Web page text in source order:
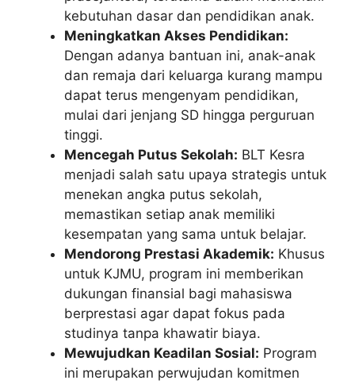
kebutuhan dasar dan pendidikan anak.
Meningkatkan Akses Pendidikan:
Dengan adanya bantuan ini, anak-anak
dan remaja dari keluarga kurang mampu
dapat terus mengenyam pendidikan,
mulai dari jenjang SD hingga perguruan
tinggi.
Mencegah Putus Sekolah: BLT Kesra
menjadi salah satu upaya strategis untuk
menekan angka putus sekolah,
memastikan setiap anak memiliki
kesempatan yang sama untuk belajar.
Mendorong Prestasi Akademik: Khusus
untuk KJMU, program ini memberikan
dukungan finansial bagi mahasiswa
berprestasi agar dapat fokus pada
studinya tanpa khawatir biaya.
Mewujudkan Keadilan Sosial: Program
ini merupakan perwujudan komitmen